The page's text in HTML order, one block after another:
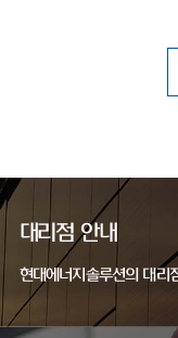
대리점 안내
현대에너지솔루션의 대리